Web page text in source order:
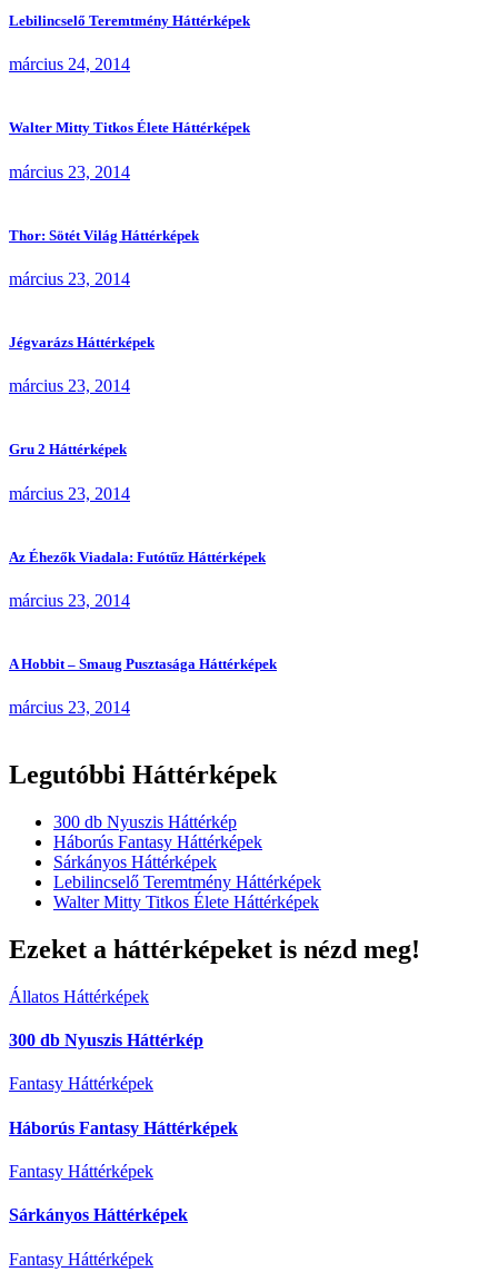
Lebilincselő Teremtmény Háttérképek
március 24, 2014
Walter Mitty Titkos Élete Háttérképek
március 23, 2014
Thor: Sötét Világ Háttérképek
március 23, 2014
Jégvarázs Háttérképek
március 23, 2014
Gru 2 Háttérképek
március 23, 2014
Az Éhezők Viadala: Futótűz Háttérképek
március 23, 2014
A Hobbit – Smaug Pusztasága Háttérképek
március 23, 2014
Legutóbbi Háttérképek
300 db Nyuszis Háttérkép
Háborús Fantasy Háttérképek
Sárkányos Háttérképek
Lebilincselő Teremtmény Háttérképek
Walter Mitty Titkos Élete Háttérképek
Ezeket a háttérképeket is nézd meg!
Állatos Háttérképek
300 db Nyuszis Háttérkép
Fantasy Háttérképek
Háborús Fantasy Háttérképek
Fantasy Háttérképek
Sárkányos Háttérképek
Fantasy Háttérképek